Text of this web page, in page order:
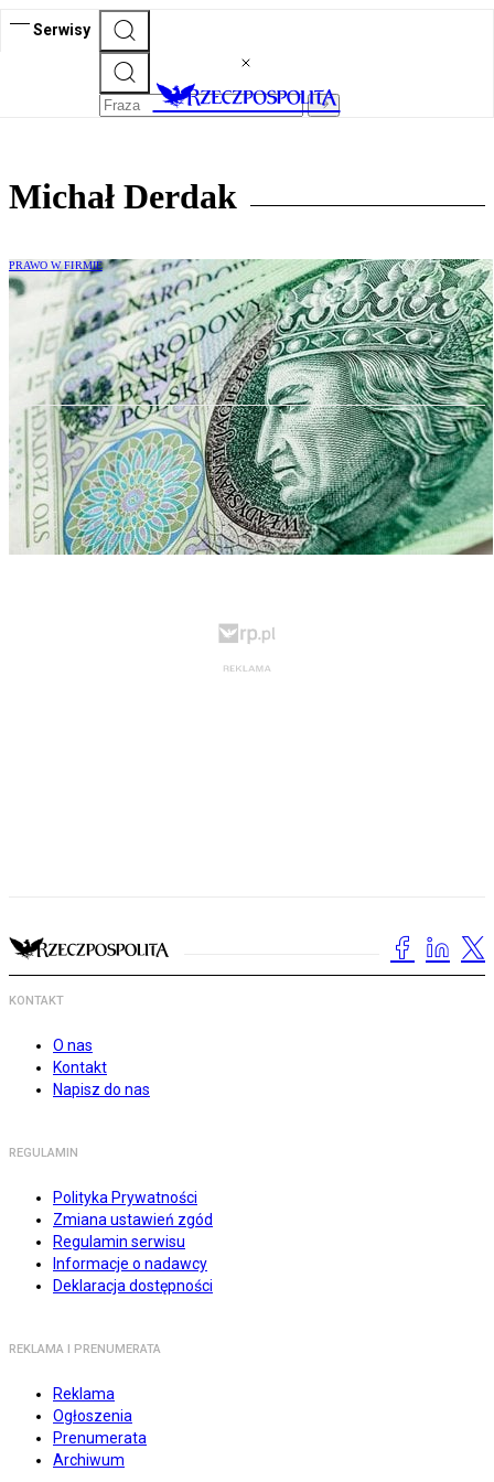
Serwisy
Michał Derdak
PRAWO W FIRMIE
Menedżer także może zapłacić karę
KONTAKT
O nas
Kontakt
Napisz do nas
REGULAMIN
Polityka Prywatności
Zmiana ustawień zgód
Regulamin serwisu
Informacje o nadawcy
Deklaracja dostępności
REKLAMA I PRENUMERATA
Reklama
Ogłoszenia
Prenumerata
Archiwum